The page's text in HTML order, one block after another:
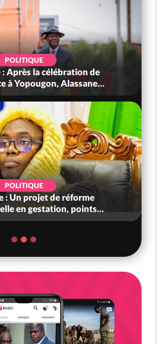
POLITIQUE
Après la célébration de
à Yopougon, Alassane...
POLITIQUE
: Un projet de réforme
en gestation, points...